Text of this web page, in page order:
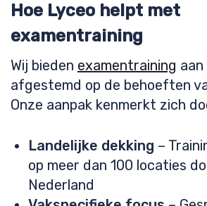
Hoe Lyceo helpt met
examentraining
Wij bieden examentraining
afgestemd op de behoeften
Onze aanpak kenmerkt zich
Landelijke dekking –
op meer dan 100 locaties
Nederland